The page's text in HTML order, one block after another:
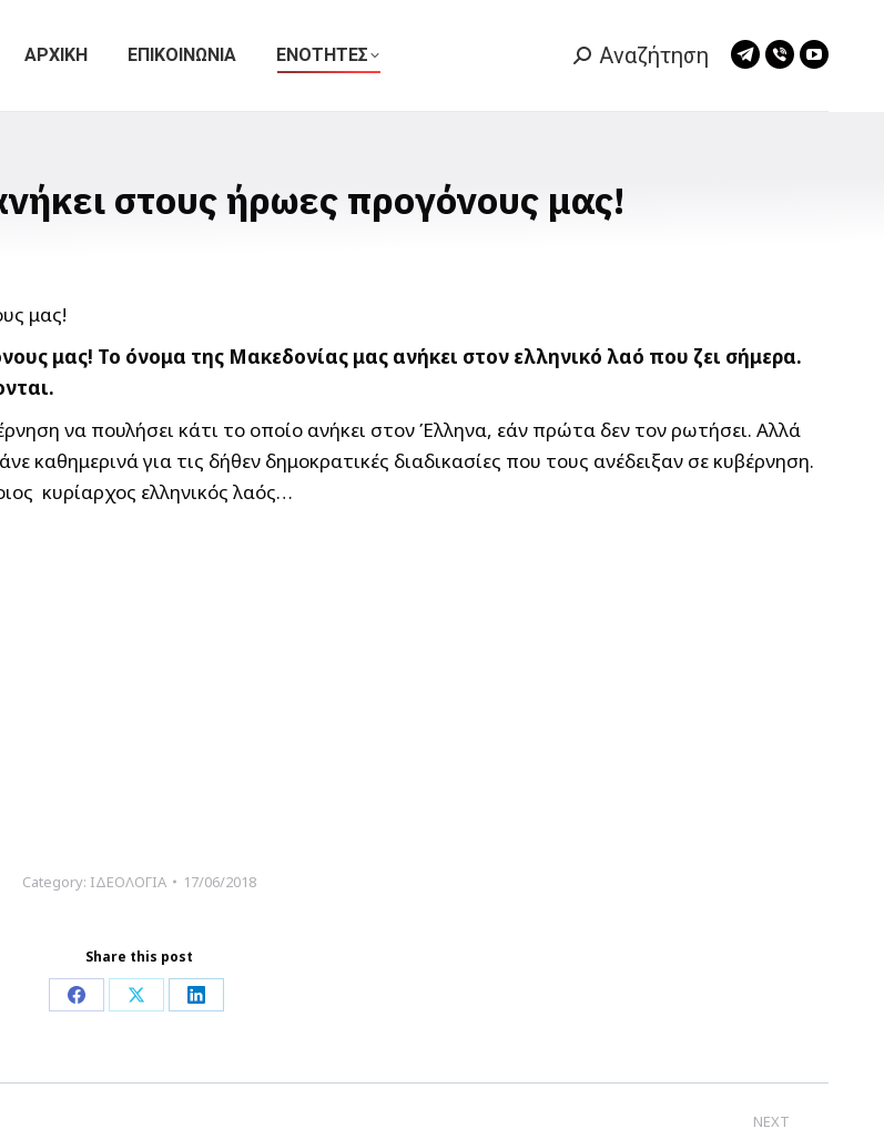
ΑΡΧΙΚΗ ΕΠΙΚΟΙΝΩΝΙΑ ΕΝΟΤΗΤΕΣ Search:
Αναζήτηση
Telegram
Viber
στους ήρωες προγόνους μας!
μας! Το όνομα της Μακεδονίας μας ανήκει στον ελληνικό λαό που ζει σήμερα.
να πουλήσει κάτι το οποίο ανήκει στον Έλληνα, εάν πρώτα δεν τον ρωτήσει. Αλλά
καθημερινά για τις δήθεν δημοκρατικές διαδικασίες που τους ανέδειξαν σε κυβέρνηση.
κυρίαρχος ελληνικός λαός…
Category: ΙΔΕΟΛΟΓΙΑ 17/06/2018
Share this post
Share
Facebook
Share
X
Share
LinkedIn
NEXT